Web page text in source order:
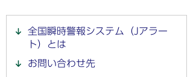
全国瞬時警報システム（Jアラー
ト）とは
お問い合わせ先